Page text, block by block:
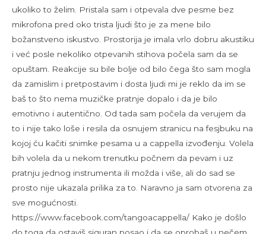
ukoliko to želim. Pristala sam i otpevala dve pesme bez
mikrofona pred oko trista ljudi što je za mene bilo
božanstveno iskustvo. Prostorija je imala vrlo dobru akustiku
i već posle nekoliko otpevanih stihova počela sam da se
opuštam. Reakcije su bile bolje od bilo čega što sam mogla
da zamislim i pretpostavim i dosta ljudi mi je reklo da im se
baš to što nema muzičke pratnje dopalo i da je bilo
emotivno i autentično. Od tada sam počela da verujem da
to i nije tako loše i resila da osnujem stranicu na fesjbuku na
kojoj ću kačiti snimke pesama u a cappella izvođenju. Volela
bih volela da u nekom trenutku počnem da pevam i uz
pratnju jednog instrumenta ili možda i više, ali do sad se
prosto nije ukazala prilika za to. Naravno ja sam otvorena za
sve mogućnosti.
https://www.facebook.com/tangoacappella/ Kako je došlo